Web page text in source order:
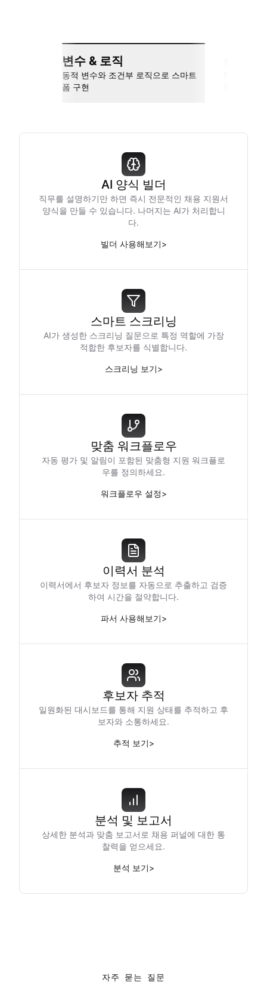
변수 & 로직
동적 변수와 조건부 로직으로 스마트
폼 구현
AI 양식 빌더
직무를 설명하기만 하면 즉시 전문적인 채용 지원서
양식을 만들 수 있습니다. 나머지는 AI가 처리합니
다.
빌더 사용해보기>
스마트 스크리닝
AI가 생성한 스크리닝 질문으로 특정 역할에 가장
적합한 후보자를 식별합니다.
스크리닝 보기>
맞춤 워크플로우
자동 평가 및 알림이 포함된 맞춤형 지원 워크플로
우를 정의하세요.
워크플로우 설정>
이력서 분석
이력서에서 후보자 정보를 자동으로 추출하고 검증
하여 시간을 절약합니다.
파서 사용해보기>
후보자 추적
일원화된 대시보드를 통해 지원 상태를 추적하고 후
보자와 소통하세요.
추적 보기>
분석 및 보고서
상세한 분석과 맞춤 보고서로 채용 퍼널에 대한 통
찰력을 얻으세요.
분석 보기>
자주 묻는 질문